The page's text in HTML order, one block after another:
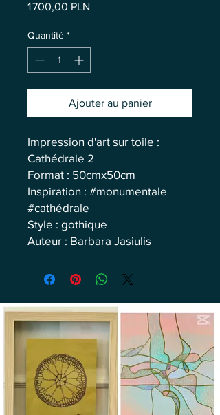
1 700,00 PLN
Quantité *
Ajouter au panier
Impression d'art sur toile :
Cathédrale 2
Format : 50cmx50cm
Inspiration : #monumentale
#cathédrale
Style : gothique
Auteur : Barbara Jasiulis